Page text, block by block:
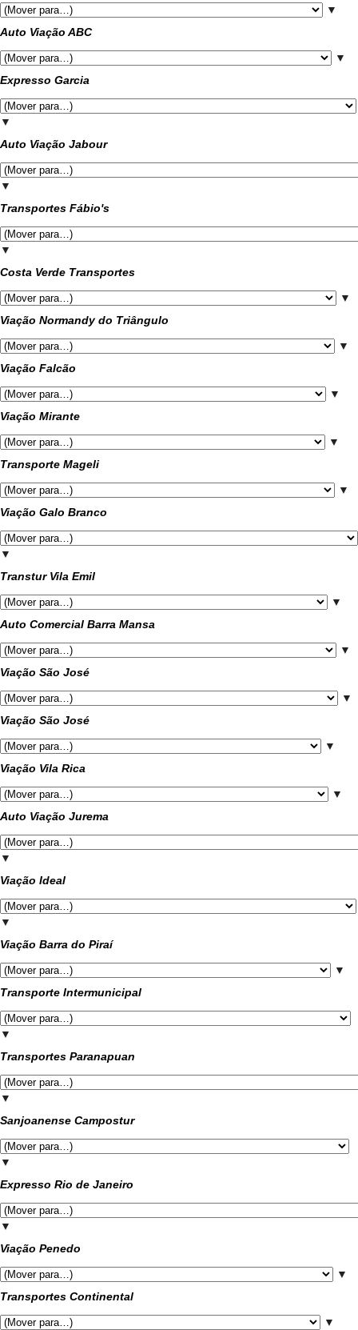
▼
Auto Viação ABC
▼
Expresso Garcia
▼
Auto Viação Jabour
▼
Transportes Fábio's
▼
Costa Verde Transportes
▼
Viação Normandy do Triângulo
▼
Viação Falcão
▼
Viação Mirante
▼
Transporte Mageli
▼
Viação Galo Branco
▼
Transtur Vila Emil
▼
Auto Comercial Barra Mansa
▼
Viação São José
▼
Viação São José
▼
Viação Vila Rica
▼
Auto Viação Jurema
▼
Viação Ideal
▼
Viação Barra do Piraí
▼
Transporte Intermunicipal
▼
Transportes Paranapuan
▼
Sanjoanense Campostur
▼
Expresso Rio de Janeiro
▼
Viação Penedo
▼
Transportes Continental
▼